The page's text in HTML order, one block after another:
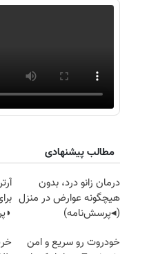
مطالب پیشنهادی
درمان زانو درد، بدون
هیچگونه عوارض در منزل
(◂پرسش‌نامه)
خودروت رو سریع و امن